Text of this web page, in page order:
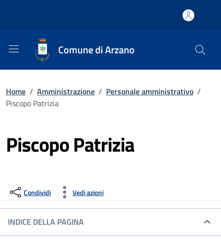
Comune di Arzano
Home / Amministrazione / Personale amministrativo /
Piscopo Patrizia
Piscopo Patrizia
Condividi Vedi azioni
INDICE DELLA PAGINA